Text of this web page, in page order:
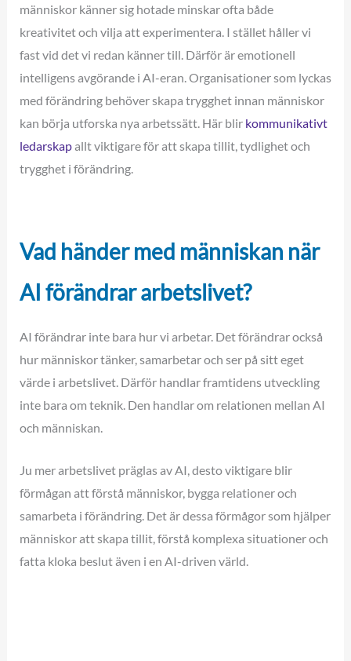
människor känner sig hotade minskar ofta både
kreativitet och vilja att experimentera. I stället håller vi
fast vid det vi redan känner till. Därför är emotionell
intelligens avgörande i AI-eran. Organisationer som lyckas
med förändring behöver skapa trygghet innan människor
kan börja utforska nya arbetssätt. Här blir kommunikativt
ledarskapallt viktigare för att skapa tillit, tydlighet och
trygghet i förändring.
Vad händer med människan när
AI förändrar arbetslivet?
AI förändrar inte bara hur vi arbetar. Det förändrar också
hur människor tänker, samarbetar och ser på sitt eget
värde i arbetslivet. Därför handlar framtidens utveckling
inte bara om teknik. Den handlar om relationen mellan AI
och människan.
Ju mer arbetslivet präglas av AI, desto viktigare blir
förmågan att förstå människor, bygga relationer och
samarbeta i förändring. Det är dessa förmågor som hjälper
människor att skapa tillit, förstå komplexa situationer och
fatta kloka beslut även i en AI-driven värld.